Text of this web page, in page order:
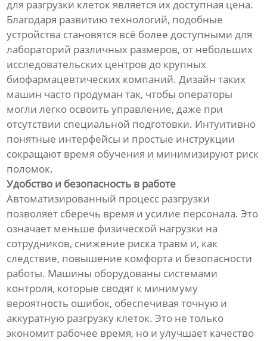
для разгрузки клеток является их доступная цена.
Благодаря развитию технологий, подобные
устройства становятся всё более доступными для
лабораторий различных размеров, от небольших
исследовательских центров до крупных
биофармацевтических компаний. Дизайн таких
машин часто продуман так, чтобы операторы
могли легко освоить управление, даже при
отсутствии специальной подготовки. Интуитивно
понятные интерфейсы и простые инструкции
сокращают время обучения и минимизируют риск
поломок.
Удобство и безопасность в работе
Автоматизированный процесс разгрузки
позволяет сберечь время и усилие персонала. Это
означает меньше физической нагрузки на
сотрудников, снижение риска травм и, как
следствие, повышение комфорта и безопасности
работы. Машины оборудованы системами
контроля, которые сводят к минимуму
вероятность ошибок, обеспечивая точную и
аккуратную разгрузку клеток. Это не только
экономит рабочее время, но и улучшает качество